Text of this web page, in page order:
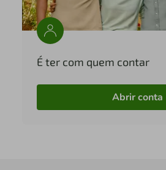
É ter com quem contar
Abrir conta